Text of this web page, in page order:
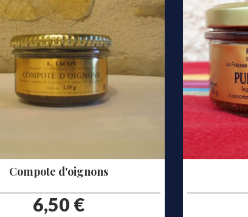
Compote d'oignons
prix
6,50 €